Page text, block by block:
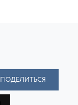
ПОДЕЛИТЬСЯ